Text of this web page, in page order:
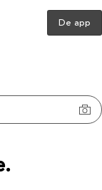
De app